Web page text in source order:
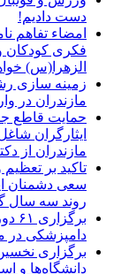
دست دادیم!
امضاء تفاهم
فکری کودکان
الزهرا(س)
زمینه سازی
مازندران در
حمایت قاطع
ایثارگران
مازندران از
تاکید بر
سعی دشمنان
روند سه سال
دامپزشکی در
برگزاری
دانشگاه‌ها و